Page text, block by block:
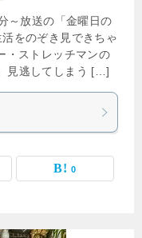
～放送の「金曜日の
をのぞき見できちゃ
・ストレッチマンの
見逃してしまう […]
0